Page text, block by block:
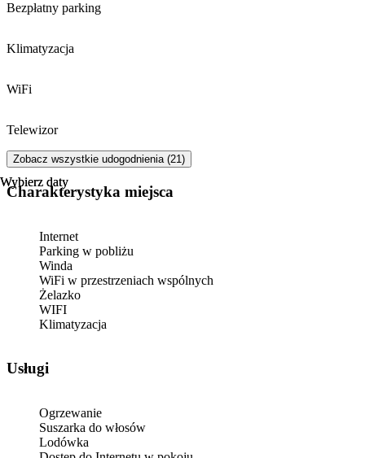
Wybierz daty
Wybierz daty
Bezpłatny parking
Klimatyzacja
WiFi
Telewizor
Zobacz wszystkie udogodnienia (21)
Charakterystyka miejsca
Internet
Parking w pobliżu
Winda
WiFi w przestrzeniach wspólnych
Żelazko
WIFI
Klimatyzacja
Usługi
Ogrzewanie
Suszarka do włosów
Lodówka